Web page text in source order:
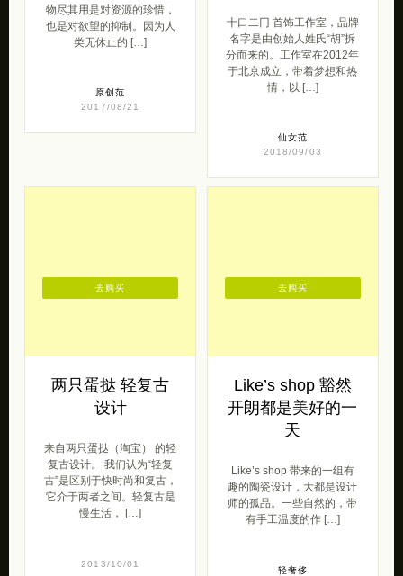
物尽其用是对资源的珍惜，
也是对欲望的抑制。因为人
类无休止的 […]
原创范
2017/08/21
十口二冂 首饰工作室，品牌
名字是由创始人姓氏“胡”拆
分而来的。工作室在2012年
于北京成立，带着梦想和热
情，以 […]
仙女范
2018/09/03
两只蛋挞 轻复古
设计
来自两只蛋挞（淘宝） 的轻
复古设计。 我们认为“轻复
古”是区别于快时尚和复古，
它介于两者之间。轻复古是
慢生活， […]
2013/10/01
去购买
Like’s shop 豁然
开朗都是美好的一
天
Like’s shop 带来的一组有
趣的陶瓷设计，大都是设计
师的孤品。一些自然的，带
有手工温度的作 […]
轻奢侈
去购买